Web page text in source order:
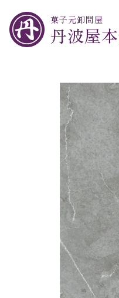
菓子元卸問屋
丹波屋